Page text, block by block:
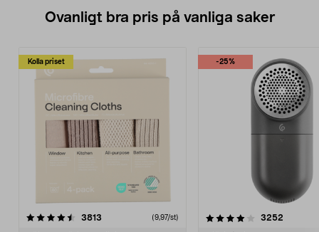
Ovanligt bra pris på vanliga saker
Kolla priset
3813 (9,97/st)
-25%
4.0av 5 stjärnor 3252
4.5av 5 stjärnor